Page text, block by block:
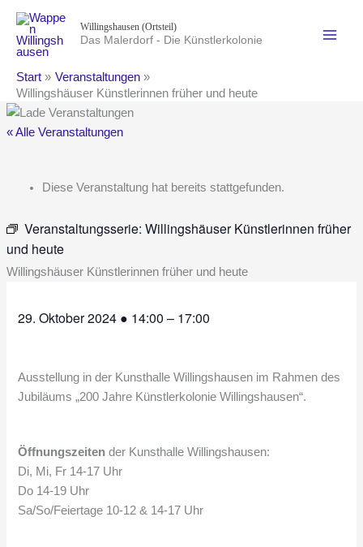
Inhalt
springen
Willingshausen (Ortsteil)
Das Malerdorf - Die Künstlerkolonie
Start
Veranstaltungen
Willingshäuser Künstlerinnen früher und heute
« Alle Veranstaltungen
Diese Veranstaltung hat bereits stattgefunden.
Veranstaltungsserie: Willingshäuser Künstlerinnen früher
und heute
Willingshäuser Künstlerinnen früher und heute
29. Oktober 2024 ● 14:00– 17:00
Ausstellung in der Kunsthalle Willingshausen im Rahmen des
Jubiläums „200 Jahre Künstlerkolonie Willingshausen“.
Öffnungszeitender Kunsthalle Willingshausen:
Di, Mi, Fr 14-17 Uhr
Do 14-19 Uhr
Sa/So/Feiertage 10-12 & 14-17 Uhr